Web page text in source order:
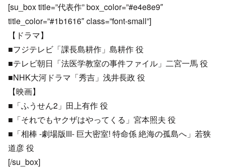
[su_box title=”代表作” box_color=”#e4e8e9″
title_color=”#1b1616″ class=”font-small”]
【ドラマ】
■フジテレビ「課長島耕作」島耕作 役
■テレビ朝日「法医学教室の事件ファイル」二宮一馬 役
■NHK大河ドラマ「秀吉」浅井長政 役
【映画】
■「ふうせん2」田上有作 役
■「それでもヤクザはやってくる」宮本照夫 役
■「相棒 -劇場版III- 巨大密室! 特命係 絶海の孤島へ」若狭
道彦 役
[/su_box]